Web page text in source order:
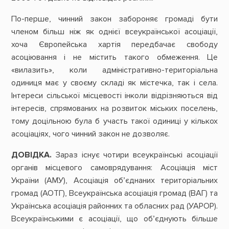
По-перше, чинний закон забороняє громаді бути
членом більш ніж як однієї всеукраїнської асоціації,
хоча Європейська хартія передбачає свободу
асоціювання і не містить такого обмеження. Це
«вилазить», коли адміністративно-територіальна
одиниця має у своєму складі як містечка, так і села.
Інтереси сільської місцевості інколи відрізняються від
інтересів, спрямованих на розвиток міських поселень,
тому доцільною була б участь такої одиниці у кількох
асоціаціях, чого чинний закон не дозволяє.
ДОВІДКА. Зараз існує чотири всеукраїнські асоціації
органів місцевого самоврядування: Асоціація міст
України (АМУ), Асоціація об’єднаних територіальних
громад (АОТГ), Всеукраїнська асоціація громад (ВАГ) та
Українська асоціація районних та обласних рад (УАРОР).
Всеукраїнськими є асоціації, що об’єднують більше